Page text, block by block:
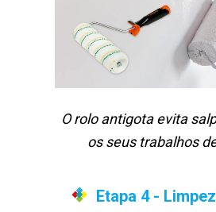
O rolo antigota evita
os seus trabalhos
Etapa 4 -